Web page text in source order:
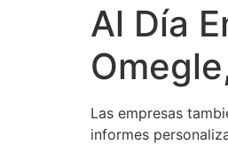
Al Día
Las empresas
informes